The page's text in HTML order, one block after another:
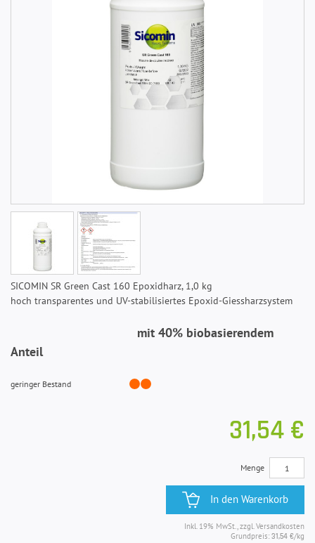
SICOMIN SR Green Cast 160 Epoxidharz, 1,0 kg
hoch transparentes und UV-stabilisiertes Epoxid-Giessharzsystem
mit 40% biobasierendem
Anteil
geringer Bestand
31,54 €
Menge
In den Warenkorb
Inkl. 19% MwSt., zzgl. Versandkosten
Grundpreis: 31,54 €/kg